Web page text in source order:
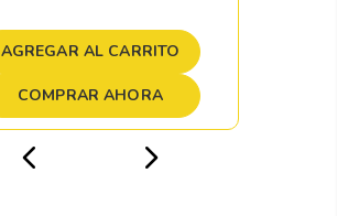
AGREGAR AL CARRITO
COMPRAR AHORA